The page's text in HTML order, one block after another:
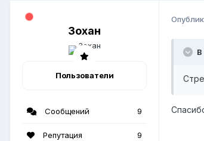
Зохан
Пользователи
Сообщений 9
Репутация 9
В